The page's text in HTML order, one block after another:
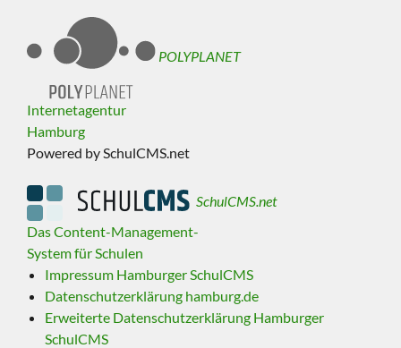
POLYPLANET
Internetagentur
Hamburg
Powered by SchulCMS.net
SchulCMS.net
Das Content-Management-
System für Schulen
Impressum Hamburger SchulCMS
Datenschutzerklärung hamburg.de
Erweiterte Datenschutzerklärung Hamburger
SchulCMS